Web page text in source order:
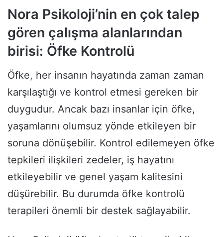
Nora Psikoloji’nin en çok talep
gören çalışma alanlarından
birisi: Öfke Kontrolü
Öfke, her insanın hayatında zaman zaman
karşılaştığı ve kontrol etmesi gereken bir
duygudur. Ancak bazı insanlar için öfke,
yaşamlarını olumsuz yönde etkileyen bir
soruna dönüşebilir. Kontrol edilemeyen öfke
tepkileri ilişkileri zedeler, iş hayatını
etkileyebilir ve genel yaşam kalitesini
düşürebilir. Bu durumda öfke kontrolü
terapileri önemli bir destek sağlayabilir.